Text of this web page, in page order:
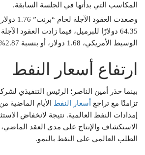
المكاسب التي بدأتها في الجلسة السابقة.
64.35 دولارًا للبرميل، فيما زادت العقود
الوسيط الأمريكي، 1.68 دولار، أو بنسبة 2.87%، إلى 60.18 دولارًا.
ارتفاع أسعار النفط
بينما حذر أمين الناصر؛ الرئيس التنفيذي
تزامنًا مع تراجع
أسعار النفط الأيام الماضية
إمدادات النفط العالمية. نتيجة لانخفاض
الاستكشاف والإنتاج على مدى العقد
الطلب العالمي على النفط بالنمو.